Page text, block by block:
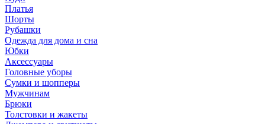
Платья
Шорты
Рубашки
Одежда для дома и сна
Юбки
Аксессуары
Головные уборы
Сумки и шопперы
Мужчинам
Брюки
Толстовки и жакеты